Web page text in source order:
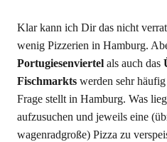
Klar kann ich Dir das nicht
wenig Pizzerien in Hamburg.
Portugiesenviertelals auch das
Fischmarktswerden sehr häufig
Frage stellt in Hamburg. Was
aufzusuchen und jeweils eine
wagenradgroße) Pizza zu